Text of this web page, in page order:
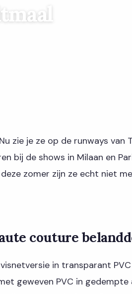
zie je ze op de runways van
bij de shows in Milaan en
zomer zijn ze echt niet
couture
in transparant
geweven PVC in